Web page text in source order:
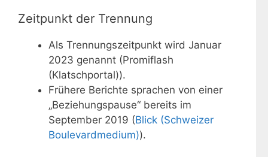
Zeitpunkt der Trennung
Als Trennungszeitpunkt wird Januar
2023 genannt (Promiflash
(Klatschportal)).
Frühere Berichte sprachen von einer
„Beziehungspause“ bereits im
September 2019 (Blick (Schweizer
Boulevardmedium)).